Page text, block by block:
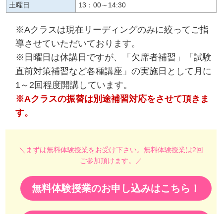
土曜日 13：00～14:30
※Aクラスは現在リーディングのみに絞ってご指
導させていただいております。
※日曜日は休講日ですが、「欠席者補習」「試験
直前対策補習など各種講座」の実施日として月に
1～2回程度開講しています。
※Aクラスの振替は別途補習対応をさせて頂きま
す。
＼まずは無料体験授業をお受け下さい。無料体験授業は2回
ご参加頂けます。／
無料体験授業のお申し込みはこちら！